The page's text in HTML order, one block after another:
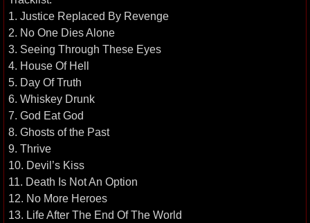
1. Justice Replaced By Revenge
2. No One Dies Alone
3. Seeing Through These Eyes
4. House Of Hell
5. Day Of Truth
6. Whiskey Drunk
7. God Eat God
8. Ghosts of the Past
9. Thrive
10. Devil’s Kiss
11. Death Is Not An Option
12. No More Heroes
13. Life After The End Of The World